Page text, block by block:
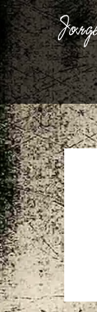
Ir
para
conteúdo